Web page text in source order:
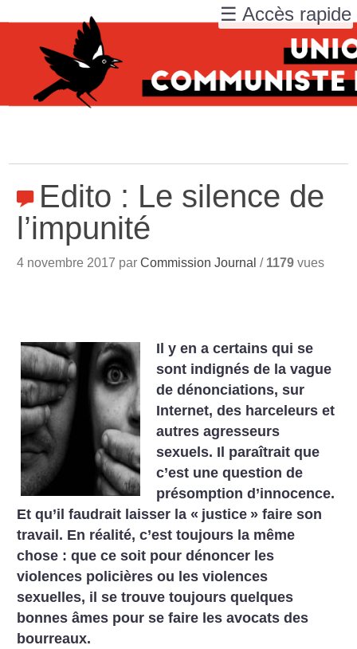
Edito : Le silence de
l’impunité
4 novembre 2017 parCommission Journal / 1179 vues
Il y en a certains qui se
sont indignés de la vague
de dénonciations, sur
Internet, des harceleurs et
autres agresseurs
sexuels. Il paraîtrait que
c’est une question de
présomption d’innocence.
Et qu’il faudrait laisser la « justice » faire son
travail. En réalité, c’est toujours la même
chose : que ce soit pour dénoncer les
violences policières ou les violences
sexuelles, il se trouve toujours quelques
bonnes âmes pour se faire les avocats des
bourreaux.
☰ Accès rapide